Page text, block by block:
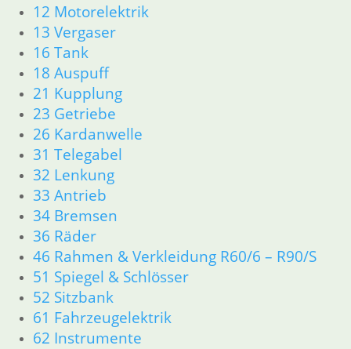
12 Motorelektrik
13 Vergaser
16 Tank
18 Auspuff
21 Kupplung
23 Getriebe
26 Kardanwelle
31 Telegabel
32 Lenkung
33 Antrieb
34 Bremsen
36 Räder
46 Rahmen & Verkleidung R60/6 – R90/S
51 Spiegel & Schlösser
52 Sitzbank
61 Fahrzeugelektrik
62 Instrumente
In den Warenkorb
Filz
3,50€
Artikelnummer: 1230440
inkl. MwSt.
zzgl.Versandkosten
In den Warenkorb
1
2
→
Shop
Ersatzteile nach Modell
K-Modell
11 Motor
Dichtungen